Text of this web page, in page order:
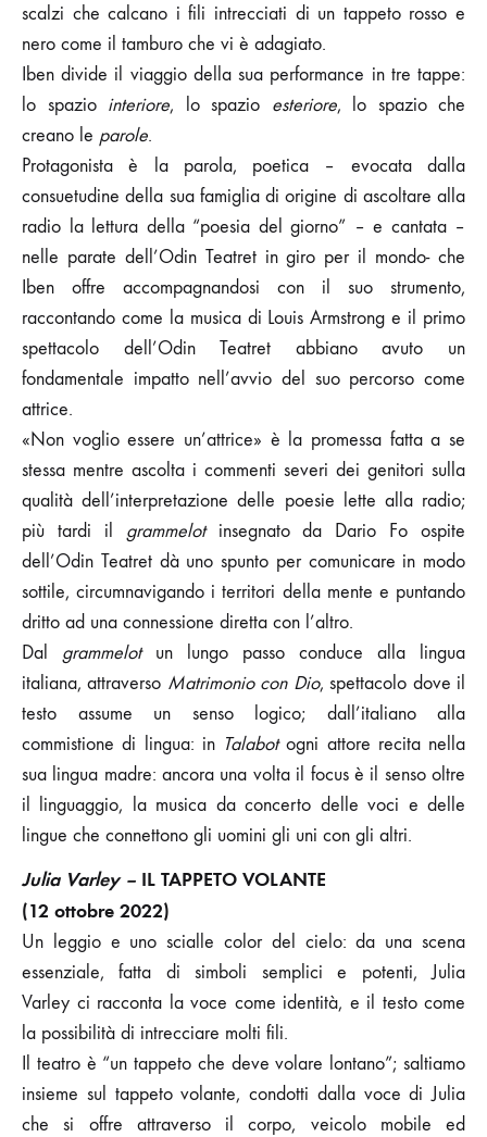
scalzi che calcano i fili intrecciati di un tappeto rosso e
nero come il tamburo che vi è adagiato.
Iben divide il viaggio della sua performance in tre tappe:
lo spazio interiore, lo spazio esteriore, lo spazio che
creano le parole.
Protagonista è la parola, poetica – evocata dalla
consuetudine della sua famiglia di origine di ascoltare alla
radio la lettura della “poesia del giorno” – e cantata –
nelle parate dell’Odin Teatret in giro per il mondo- che
Iben offre accompagnandosi con il suo strumento,
raccontando come la musica di Louis Armstrong e il primo
spettacolo dell’Odin Teatret abbiano avuto un
fondamentale impatto nell’avvio del suo percorso come
attrice.
«Non voglio essere un’attrice» è la promessa fatta a se
stessa mentre ascolta i commenti severi dei genitori sulla
qualità dell’interpretazione delle poesie lette alla radio;
più tardi il grammelotinsegnato da Dario Fo ospite
dell’Odin Teatret dà uno spunto per comunicare in modo
sottile, circumnavigando i territori della mente e puntando
dritto ad una connessione diretta con l’altro.
Dal grammelotun lungo passo conduce alla lingua
italiana, attraverso Matrimonio con Dio, spettacolo dove il
testo assume un senso logico; dall’italiano alla
commistione di lingua: in Talabotogni attore recita nella
sua lingua madre: ancora una volta il focus è il senso oltre
il linguaggio, la musica da concerto delle voci e delle
lingue che connettono gli uomini gli uni con gli altri.
Julia Varley – IL TAPPETO VOLANTE
(12 ottobre 2022)
Un leggio e uno scialle color del cielo: da una scena
essenziale, fatta di simboli semplici e potenti, Julia
Varley ci racconta la voce come identità, e il testo come
la possibilità di intrecciare molti fili.
Il teatro è “un tappeto che deve volare lontano”; saltiamo
insieme sul tappeto volante, condotti dalla voce di Julia
che si offre attraverso il corpo, veicolo mobile ed